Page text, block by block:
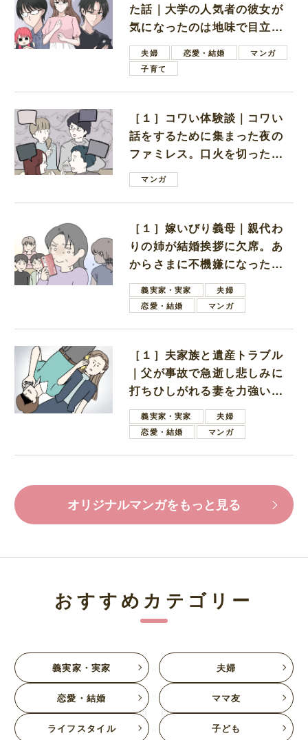
た話｜大学の人気者の彼女が
気になったのは地味で目立た
ない男子学生
夫婦 恋愛・結婚
マンガ
子育て
［１］コワい体験談｜コワい
話をするために集まった夜の
ファミレス。口火を切ったの
は電車好きの男の子ママ
マンガ
［１］嫁いびり義母｜親代わ
りの姉が結婚挨拶に欠席。あ
からさまに不機嫌になった義
母義実家・実家
夫婦
恋愛・結婚
マンガ
［１］夫家族と遺産トラブル
｜父が事故で急逝し悲しみに
打ちひしがれる妻を力強い言
葉で励ます夫
義実家・実家
夫婦
恋愛・結婚
マンガ
オリジナルマンガをもっと見る
おすすめカテゴリー
義実家・実家 夫婦
恋愛・結婚 ママ友
ライフスタイル 子ども